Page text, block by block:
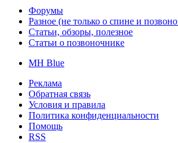
Форумы
Разное (не только о спине и
Статьи, обзоры, полезное
Статьи о позвоночнике
MH Blue
Реклама
Обратная связь
Условия и правила
Политика конфиденциальности
Помощь
RSS